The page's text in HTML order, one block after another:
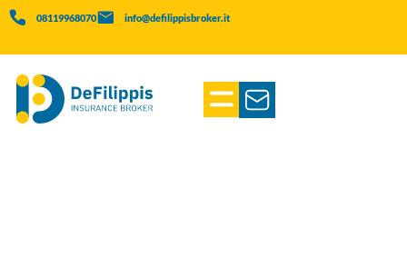
08119968070 info@defilippisbroker.it